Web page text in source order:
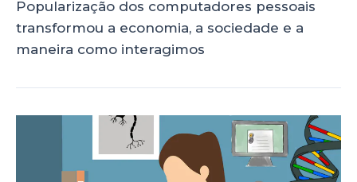
Popularização dos computadores pessoais
transformou a economia, a sociedade e a
maneira como interagimos